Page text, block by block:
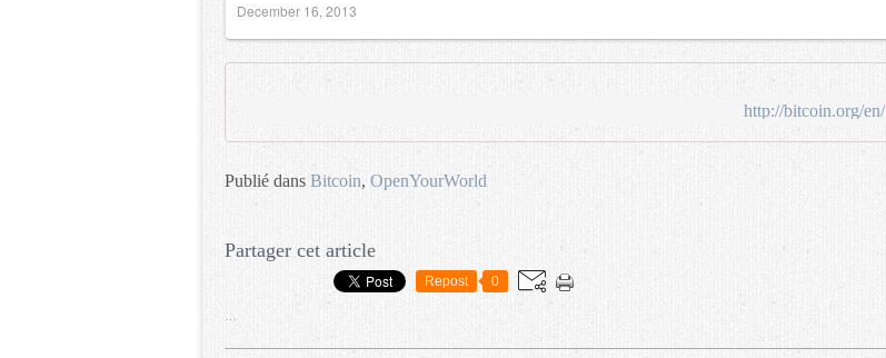
December 16, 2013
http://bitcoin.org/en/
Publié dans Bitcoin, OpenYourWorld
Partager cet article
Repost 0